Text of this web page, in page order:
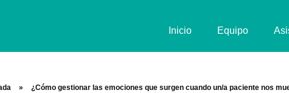
Inicio Equipo
» ¿Cómo gestionar las emociones que surgen cuando un/a paciente nos